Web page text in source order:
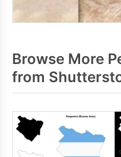
Browse More
from